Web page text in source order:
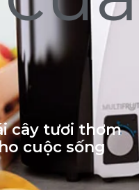
cây tươi thơm
cuộc sống